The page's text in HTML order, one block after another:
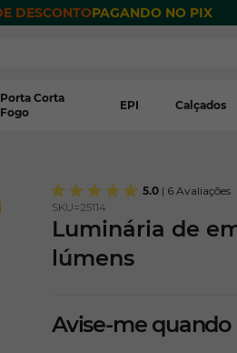
DESCONTOPAGANDO NO PIX
Porta Corta
Fogo
EPI Calçados
5.0 | 6 Avaliações
SKU=25114
Luminária de
lúmens
Avise-me